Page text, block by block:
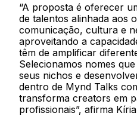
“A proposta é oferecer
de talentos alinhada aos
comunicação, cultura e
aproveitando a
têm de amplificar
Selecionamos nomes
seus nichos e
dentro de Mynd Talks
transforma creators em
profissionais”, afirma